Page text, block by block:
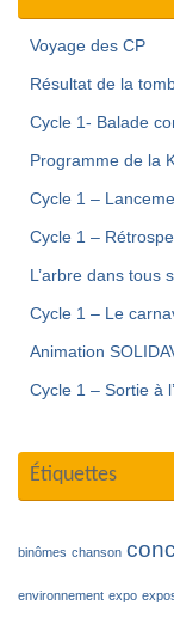
Voyage des CP
Résultat de la
Cycle 1- Balade
Programme de la
Cycle 1 –
Cycle 1 –
L’arbre dans
Cycle 1 – Le
Animation
Cycle 1 – Sortie à
Étiquettes
binômes chanson
environnement expo